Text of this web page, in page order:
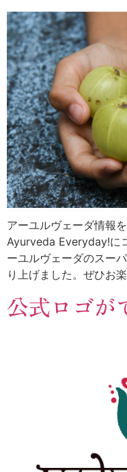
アーユルヴェーダ情報
Ayurveda Everyday!に
ーユルヴェーダのスー
り上げました。ぜひお
公式ロゴが